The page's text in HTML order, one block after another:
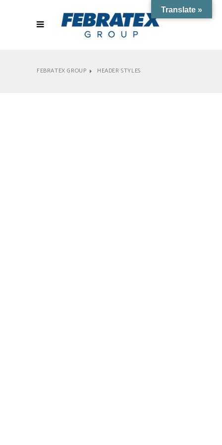
FEBRATEX GROUP HEADER STYLES
Translate »